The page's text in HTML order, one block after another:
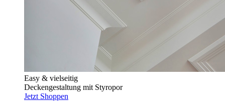
Easy & vielseitig
Deckengestaltung mit Styropor
Jetzt Shoppen